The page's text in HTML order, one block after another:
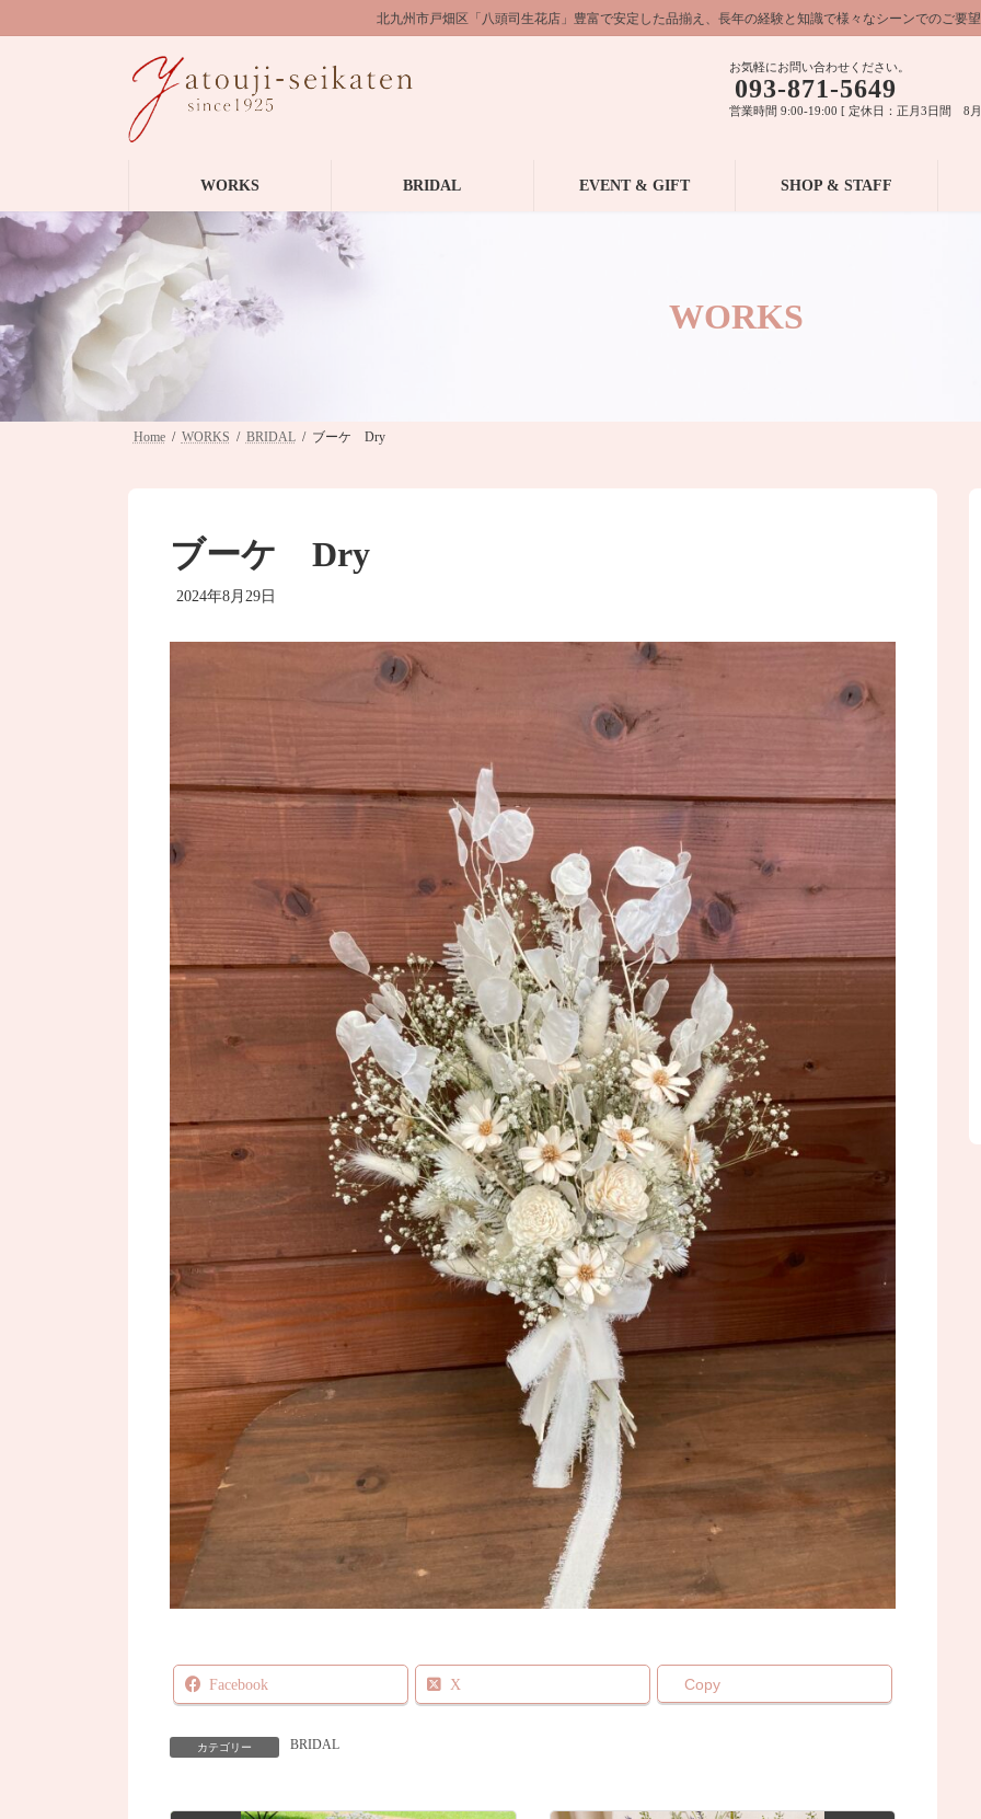
ン
プ
ビ
動
北九州市戸畑区「八頭司生花店」豊富で安定した品揃え、長年の経験と知識で様々なシーンでのご要
お気軽にお問い合わせください。
093-871-5649
営業時間 9:00-19:00 [ 定休日：正月3日間 8
WORKS BRIDAL EVENT & GIFT SHOP & STAFF
WORKS
Home WORKS BRIDAL ブーケ Dry
ブーケ Dry
2024年8月29日
Facebook X Copy
カテゴリー BRIDAL